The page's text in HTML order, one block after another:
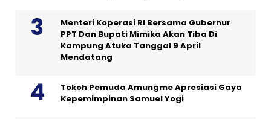
Menteri Koperasi RI Bersama Gubernur
PPT Dan Bupati Mimika Akan Tiba Di
Kampung Atuka Tanggal 9 April
Mendatang
Tokoh Pemuda Amungme Apresiasi Gaya
Kepemimpinan Samuel Yogi